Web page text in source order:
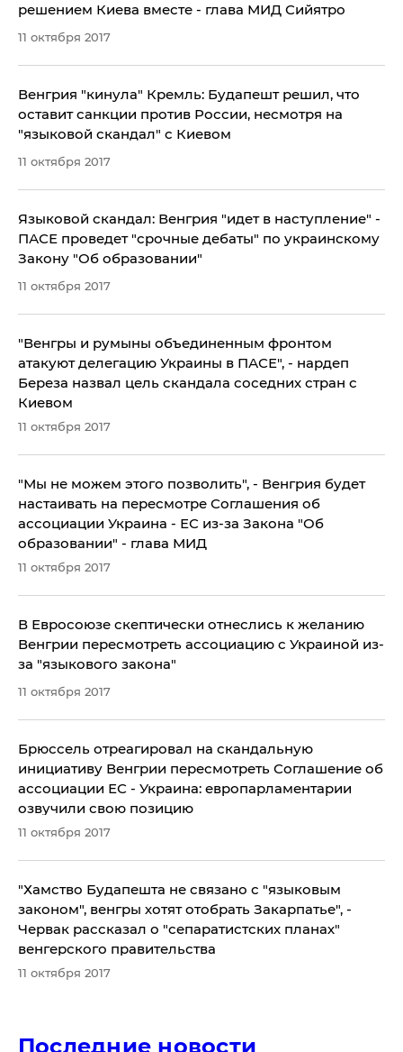
решением Киева вместе - глава МИД Сийятро
11 октября 2017
Венгрия "кинула" Кремль: Будапешт решил, что
оставит санкции против России, несмотря на
"языковой скандал" с Киевом
11 октября 2017
Языковой скандал: Венгрия "идет в наступление" -
ПАСЕ проведет "срочные дебаты" по украинскому
Закону "Об образовании"
11 октября 2017
"Венгры и румыны объединенным фронтом
атакуют делегацию Украины в ПАСЕ", - нардеп
Береза назвал цель скандала соседних стран с
Киевом
11 октября 2017
"Мы не можем этого позволить", - Венгрия будет
настаивать на пересмотре Соглашения об
ассоциации Украина - ЕС из-за Закона "Об
образовании" - глава МИД
11 октября 2017
В Евросоюзе скептически отнеслись к желанию
Венгрии пересмотреть ассоциацию с Украиной из-
за "языкового закона"
11 октября 2017
Брюссель отреагировал на скандальную
инициативу Венгрии пересмотреть Соглашение об
ассоциации ЕС - Украина: европарламентарии
озвучили свою позицию
11 октября 2017
"Хамство Будапешта не связано с "языковым
законом", венгры хотят отобрать Закарпатье", -
Червак рассказал о "сепаратистских планах"
венгерского правительства
11 октября 2017
Последние новости